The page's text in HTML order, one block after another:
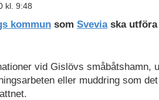
kl. 9:48
kommun som Sveviaska utföra
vid Gislövs småbåtshamn,
eller muddring som